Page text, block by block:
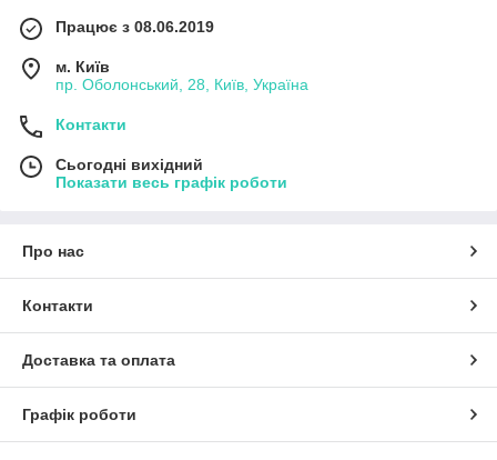
Працює з 08.06.2019
м. Київ
пр. Оболонський, 28, Київ, Україна
Контакти
Сьогодні вихідний
Показати весь графік роботи
Про нас
Контакти
Доставка та оплата
Графік роботи